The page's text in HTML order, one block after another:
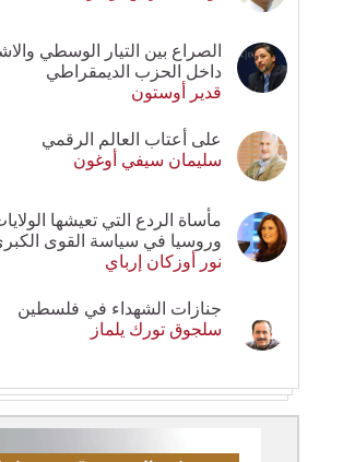
الصراع بين التيار الوسطي
داخل الحزب الديمقراطي
قدير أوستون
على أعتاب العالم الرقمي
سليمان سيفي أوغون
مأساة الردع التي تعيشها
وروسيا في سياسة القوى
نور أوزكان إرباي
جنازات الشهداء في فلسطين
سلجوق تورك يلماز